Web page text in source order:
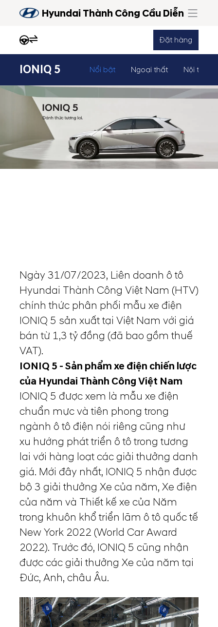
Hyundai Thành Công Cầu Diễn
Đặt hàng
IONIQ 5 Nổi bật Ngoại thất Nội thất
Ngày 31/07/2023, Liên doanh ô tô
Hyundai Thành Công Việt Nam (HTV)
chính thức phân phối mẫu xe điện
IONIQ 5 sản xuất tại Việt Nam với giá
bán từ 1,3 tỷ đồng (đã bao gồm thuế
VAT).
IONIQ 5 - Sản phẩm xe điện chiến lược
của Hyundai Thành Công Việt Nam
IONIQ 5 được xem là mẫu xe điện
chuẩn mực và tiên phong trong
ngành ô tô điện nói riêng cũng như
xu hướng phát triển ô tô trong tương
lai với hàng loạt các giải thưởng danh
giá. Mới đây nhất, IONIQ 5 nhận được
bộ 3 giải thưởng Xe của năm, Xe điện
của năm và Thiết kế xe của Năm
trong khuôn khổ triển lãm ô tô quốc tế
New York 2022 (World Car Award
2022). Trước đó, IONIQ 5 cũng nhận
được các giải thưởng Xe của năm tại
Đức, Anh, châu Âu.